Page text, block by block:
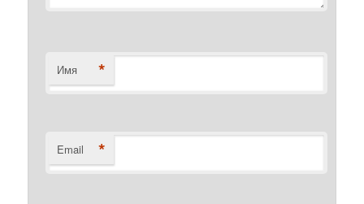
Имя *
Email *